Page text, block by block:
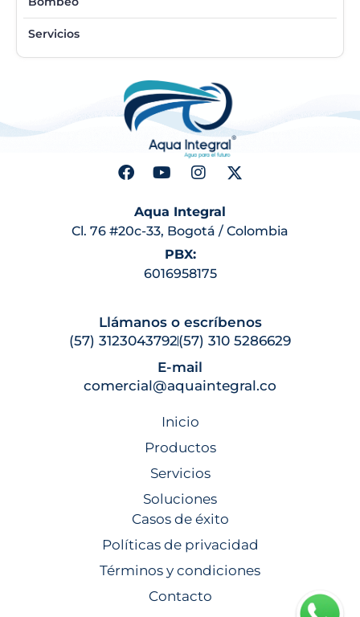
Servicios
Aqua Integral
Cl. 76 #20c-33, Bogotá / Colombia
PBX:
6016958175
Llámanos o escríbenos
(57) 3123043792(57) 310 5286629
E-mail
comercial@aquaintegral.co
Inicio
Productos
Servicios
Soluciones
Casos de éxito
Políticas de privacidad
Términos y condiciones
Contacto